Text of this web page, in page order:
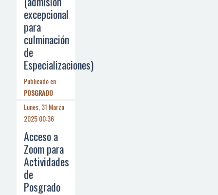
excepcional
para
culminación
de
Especializaciones)
Publicado en
POSGRADO
Lunes, 31 Marzo
2025 00:36
Acceso a
Zoom para
Actividades
de
Posgrado